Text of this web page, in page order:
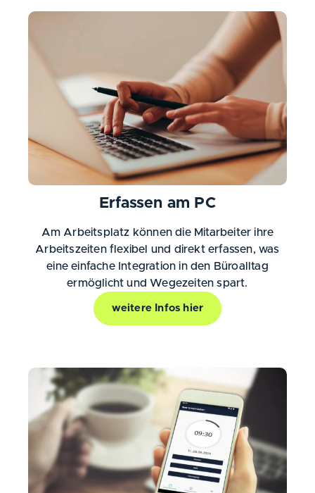
Erfassen am PC
Am Arbeitsplatz können die Mitarbeiter ihre
Arbeitszeiten flexibel und direkt erfassen, was
eine einfache Integration in den Büroalltag
ermöglicht und Wegezeiten spart.
weitere Infos hier